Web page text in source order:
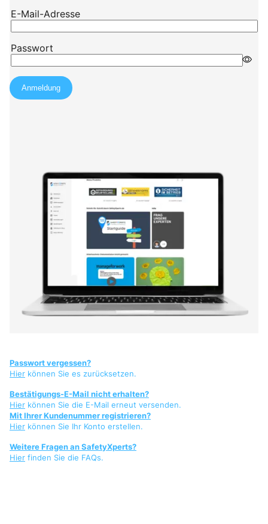
Passwort vergessen?
Hier können Sie es zurücksetzen.
Bestätigungs-E-Mail nicht erhalten?
Hier können Sie die E-Mail erneut versenden.
Mit Ihrer Kundenummer registrieren?
Hier können Sie Ihr Konto erstellen.
Weitere Fragen an SafetyXperts?
Hier finden Sie die FAQs.